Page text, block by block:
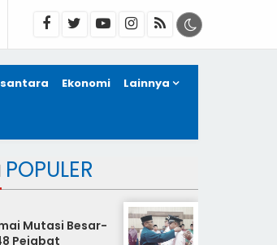
Ekonomi Lainnya
POPULER
Mutasi Besar-
Pejabat